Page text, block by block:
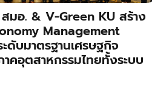
มอ. & V-Green KU สร้าง
Management
ดับมาตรฐานเศรษฐกิจ
าคอุตสาหกรรมไทยทั้งระบบ